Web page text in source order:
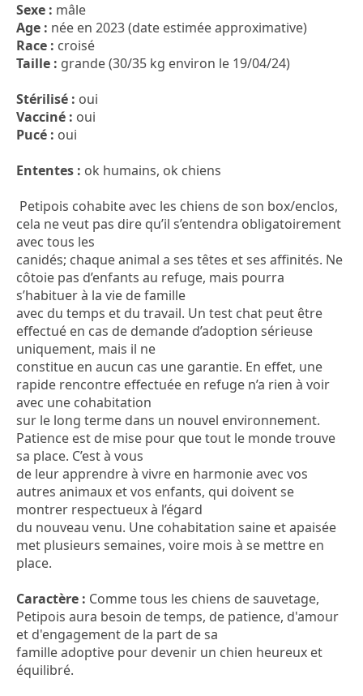
Sexe : mâle
Age : née en 2023 (date estimée approximative)
Race : croisé
Taille : grande (30/35 kg environ le 19/04/24)
Stérilisé : oui
Vacciné : oui
Pucé : oui
Ententes : ok humains, ok chiens
Petipois cohabite avec les chiens de son box/enclos,
cela ne veut pas dire qu’il s’entendra obligatoirement
avec tous les
canidés; chaque animal a ses têtes et ses affinités. Ne
côtoie pas d’enfants au refuge, mais pourra
s’habituer à la vie de famille
avec du temps et du travail. Un test chat peut être
effectué en cas de demande d’adoption sérieuse
uniquement, mais il ne
constitue en aucun cas une garantie. En effet, une
rapide rencontre effectuée en refuge n’a rien à voir
avec une cohabitation
sur le long terme dans un nouvel environnement.
Patience est de mise pour que tout le monde trouve
sa place. C’est à vous
de leur apprendre à vivre en harmonie avec vos
autres animaux et vos enfants, qui doivent se
montrer respectueux à l’égard
du nouveau venu. Une cohabitation saine et apaisée
met plusieurs semaines, voire mois à se mettre en
place.
Caractère : Comme tous les chiens de sauvetage,
Petipois aura besoin de temps, de patience, d'amour
et d'engagement de la part de sa
famille adoptive pour devenir un chien heureux et
équilibré.